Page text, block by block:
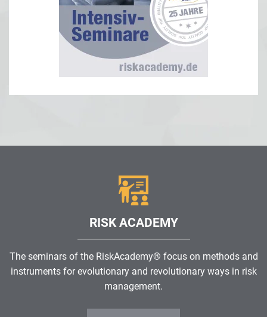
RISK ACADEMY
The seminars of the RiskAcademy® focus on methods and
instruments for evolutionary and revolutionary ways in risk
management.